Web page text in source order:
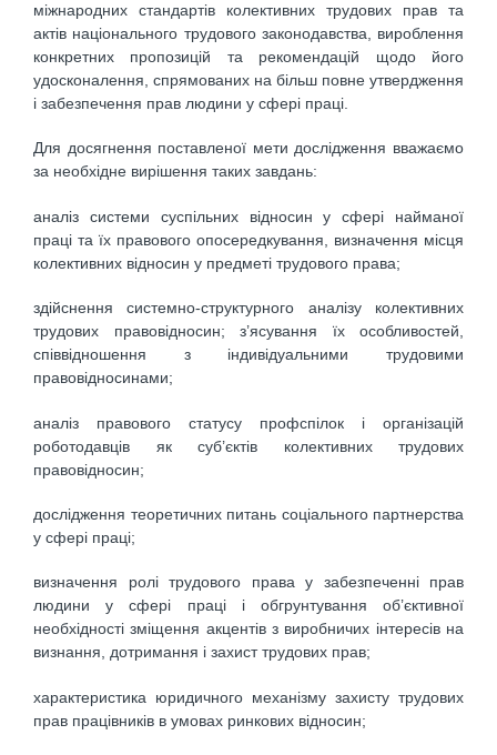
міжнародних стандартів колективних трудових прав та
актів національного трудового законодавства, вироблення
конкретних пропозицій та рекомендацій щодо його
удосконалення, спрямованих на більш повне утвердження
і забезпечення прав людини у сфері праці.
Для досягнення поставленої мети дослідження вважаємо
за необхідне вирішення таких завдань:
аналіз системи суспільних відносин у сфері найманої
праці та їх правового опосередкування, визначення місця
колективних відносин у предметі трудового права;
здійснення системно-структурного аналізу колективних
трудових правовідносин; з’ясування їх особливостей,
співвідношення з індивідуальними трудовими
правовідносинами;
аналіз правового статусу профспілок і організацій
роботодавців як суб’єктів колективних трудових
правовідносин;
дослідження теоретичних питань соціального партнерства
у сфері праці;
визначення ролі трудового права у забезпеченні прав
людини у сфері праці і обгрунтування об’єктивної
необхідності зміщення акцентів з виробничих інтересів на
визнання, дотримання і захист трудових прав;
характеристика юридичного механізму захисту трудових
прав працівників в умовах ринкових відносин;